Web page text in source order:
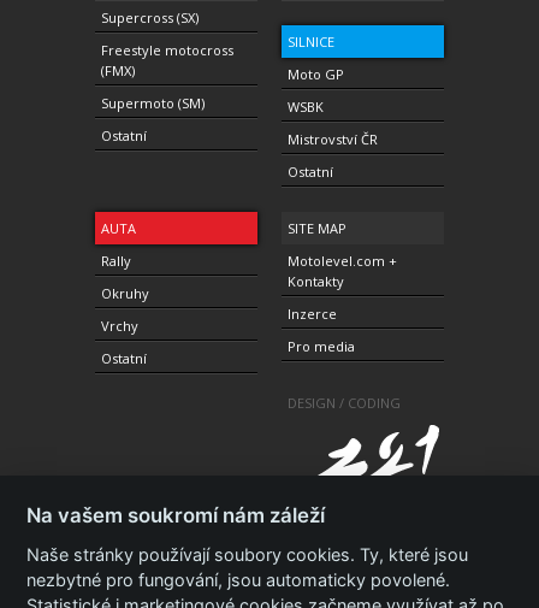
Supercross (SX)
Freestyle motocross
(FMX)
Supermoto (SM)
Ostatní
SILNICE
Moto GP
WSBK
Mistrovství ČR
Ostatní
AUTA
Rally
Okruhy
Vrchy
Ostatní
SITE MAP
Motolevel.com +
Kontakty
Inzerce
Pro media
DESIGN / CODING
Na vašem soukromí nám záleží
Naše stránky používají soubory cookies. Ty, které jsou
nezbytné pro fungování, jsou automaticky povolené.